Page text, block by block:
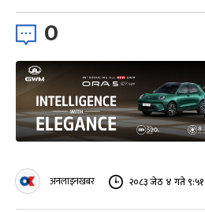
0
अनलाइनखबर २०८३ जेठ ४ गते ९:५१